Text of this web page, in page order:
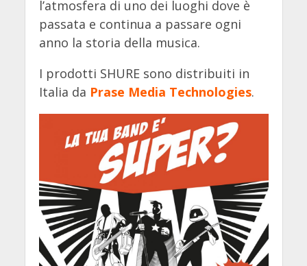
l’atmosfera di uno dei luoghi dove è
passata e continua a passare ogni
anno la storia della musica.
I prodotti SHURE sono distribuiti in
Italia da Prase Media Technologies.